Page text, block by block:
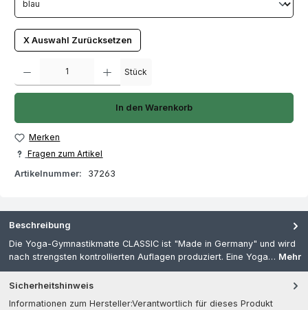
X Auswahl Zurücksetzen
Stück
In den Warenkorb
Merken
Fragen zum Artikel
Artikelnummer:
37263
Beschreibung
Die Yoga-Gymnastikmatte CLASSIC ist "Made in Germany" und wird
nach strengsten kontrollierten Auflagen produziert. Eine Yoga… Mehr
Sicherheitshinweis
Informationen zum Hersteller:Verantwortlich für dieses Produkt